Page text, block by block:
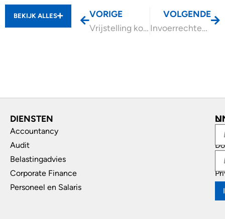
BEKIJK ALLES
VORIGE
Vrijstelling korting producten uit eigen bedrijf vervalt
VOLGENDE
Invoerrechten op pakket tot € 150 en handling fee
DIENSTEN
Accountancy
Audit
Belastingadvies
Corporate Finance
Personeel en Salaris